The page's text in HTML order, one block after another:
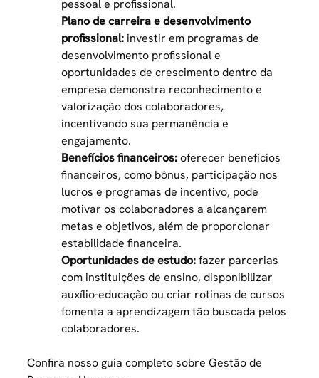
pessoal e profissional.
Plano de carreira e desenvolvimento
profissional: investir em programas de
desenvolvimento profissional e
oportunidades de crescimento dentro da
empresa demonstra reconhecimento e
valorização dos colaboradores,
incentivando sua permanência e
engajamento.
Benefícios financeiros:oferecer benefícios
financeiros, como bônus, participação nos
lucros e programas de incentivo, pode
motivar os colaboradores a alcançarem
metas e objetivos, além de proporcionar
estabilidade financeira.
Oportunidades de estudo:fazer parcerias
com instituições de ensino, disponibilizar
auxílio-educaçãoou criar rotinas de cursos
fomenta a aprendizagem tão buscada pelos
colaboradores.
Confira nosso guia completo sobreGestão de